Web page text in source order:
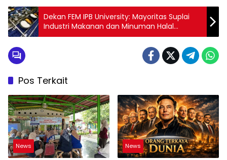
Dekan FEM IPB University: Mayoritas Suplai
Industri Makanan dan Minuman Halal
Dikuasai Negara Muslim Minoritas
Pos Terkait
News News